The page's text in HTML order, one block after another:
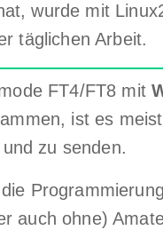
wurde mit
täglichen Arbeit.
FT4/FT8 mit
ist es
zu senden.
auch ohne)